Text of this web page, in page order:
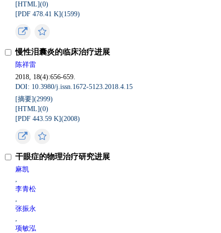
[HTML](0)
[PDF 478.41 K](1599)
慢性泪囊炎的临床治疗进展
陈祥雷
2018, 18(4):656-659.
DOI: 10.3980/j.issn.1672-5123.2018.4.15
[摘要](2999)
[HTML](0)
[PDF 443.59 K](2008)
干眼症的物理治疗研究进展
麻凯
,
李青松
,
张振永
,
项敏泓